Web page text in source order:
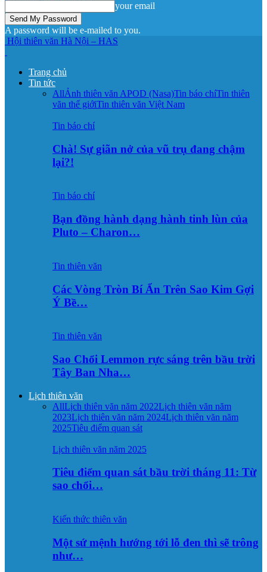
your email
A password will be e-mailed to you.
Hội thiên văn Hà Nội – HAS
Trang chủ
Tin tức
AllẢnh thiên văn APOD (Nasa)Tin báo chíTin thiên
văn thế giớiTin thiên văn Việt Nam
Tin báo chí
Chà! Sự giãn nở của vũ trụ đang chậm
lại?!
Tin báo chí
Bạn đồng hành dạng hành tinh lùn của
Pluto – Charon…
Tin thiên văn
Các Vòng Tròn Bí Ẩn Trên Sao Kim Gợi
Ý Bề…
Tin thiên văn
Sao Chổi Lemmon rực sáng trên bầu trời
Tây Ban Nha…
Lịch thiên văn
AllLịch thiên văn năm 2022Lịch thiên văn năm
2023Lịch thiên văn năm 2024Lịch thiên văn năm
2025Tiêu điểm quan sát
Lịch thiên văn năm 2025
Tiêu điểm quan sát bầu trời tháng 11: Từ
sao chổi…
Kiến thức thiên văn
Một sứ mệnh hướng tới lỗ đen thì sẽ trông
như…